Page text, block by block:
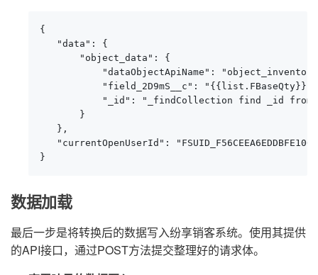
{
   "data": {
       "object_data": {
"dataObjectApiName":
           "field_2D9mS__c": "{{list.FBaseQty}}",
"_id": "_findCollection find _id
       }
   },
"currentOpenUserId":
}
数据加载
最后一步是将转换后的数据写入纷享销客系统。使用其提供
的API接口，通过POST方法提交整理好的请求体。